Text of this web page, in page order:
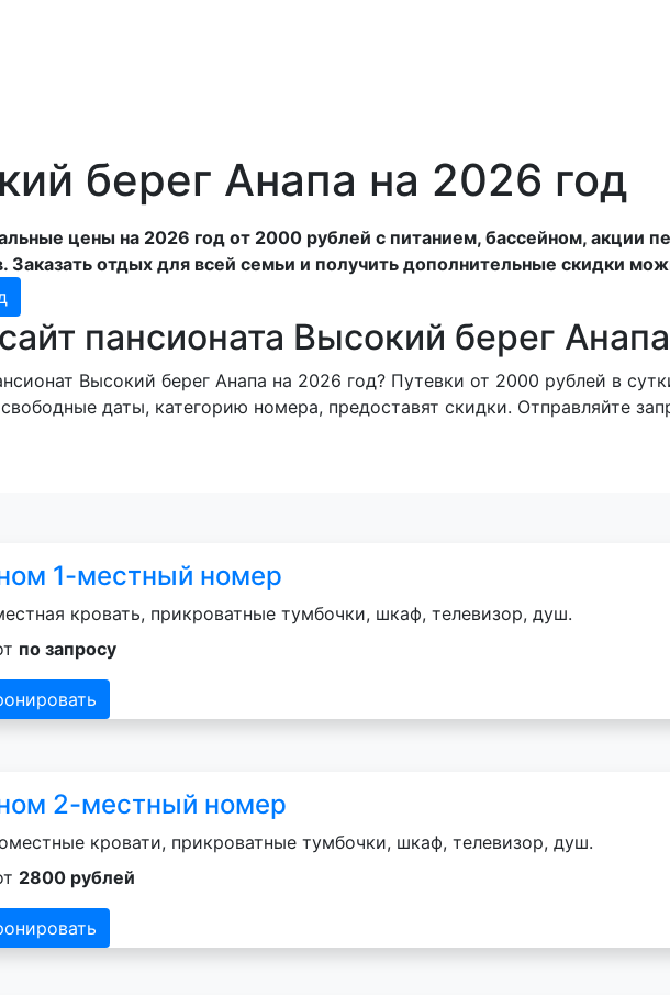
берег Анапа на 2026 год
цены на 2026 год от 2000 рублей с питанием, бассейном, акции
Заказать отдых для всей семьи и получить дополнительные скидки
пансионата Высокий берег Анапа
Высокий берег Анапа на 2026 год? Путевки от 2000 рублей в
даты, категорию номера, предоставят скидки. Отправляйте
1-местный номер
кровать, прикроватные тумбочки, шкаф, телевизор, душ.
по запросу
2-местный номер
кровати, прикроватные тумбочки, шкаф, телевизор, душ.
2800 рублей